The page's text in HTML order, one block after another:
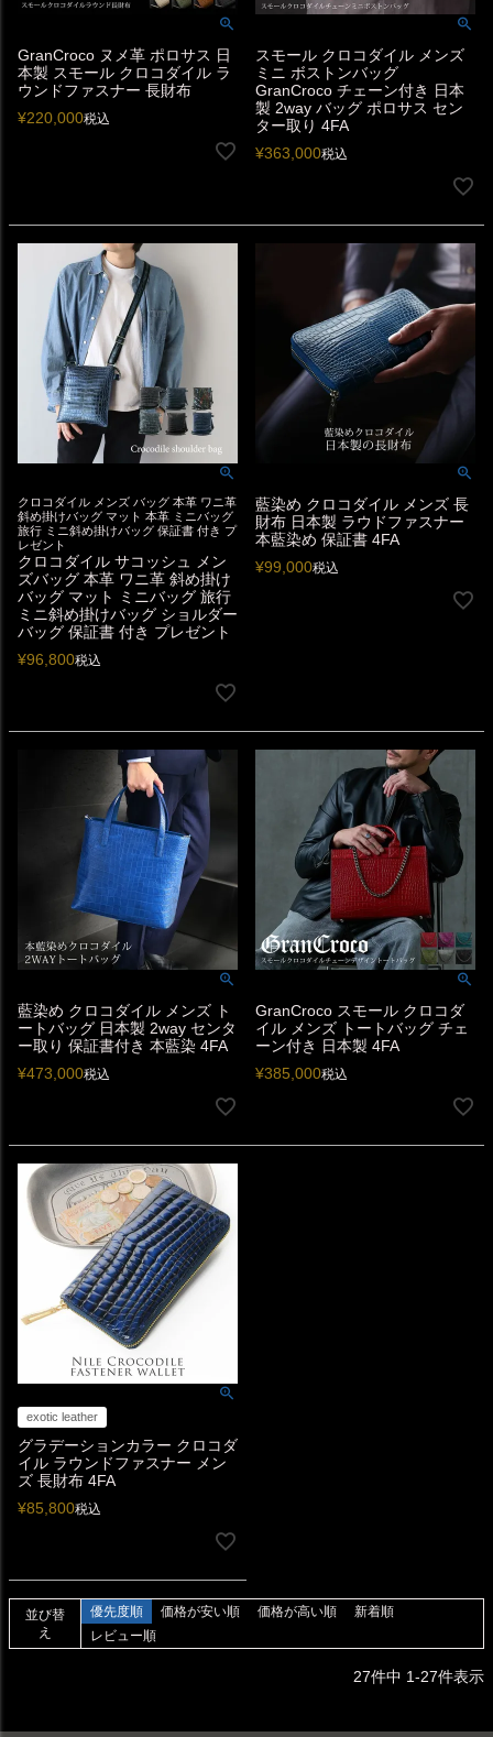
GranCroco ヌメ革 ポロサス 日
本製 スモール クロコダイル ラ
ウンドファスナー 長財布
¥220,000税込
スモール クロコダイル メンズ
ミニ ボストンバッグ
GranCroco チェーン付き 日本
製 2way バッグ ポロサス セン
ター取り 4FA
¥363,000税込
クロコダイル メンズ バッグ 本革 ワニ革
斜め掛けバッグ マット 本革 ミニバッグ
旅行 ミニ斜め掛けバッグ 保証書 付き プ
レゼント
クロコダイル サコッシュ メン
ズバッグ 本革 ワニ革 斜め掛け
バッグ マット ミニバッグ 旅行
ミニ斜め掛けバッグ ショルダー
バッグ 保証書 付き プレゼント
¥96,800税込
藍染め クロコダイル メンズ 長
財布 日本製 ラウドファスナー
本藍染め 保証書 4FA
¥99,000税込
藍染め クロコダイル メンズ ト
ートバッグ 日本製 2way センタ
ー取り 保証書付き 本藍染 4FA
¥473,000税込
GranCroco スモール クロコダ
イル メンズ トートバッグ チェ
ーン付き 日本製 4FA
¥385,000税込
exotic leather
グラデーションカラー クロコダ
イル ラウンドファスナー メン
ズ 長財布 4FA
¥85,800税込
並び替
え
優先度順 価格が安い順 価格が高い順
新着順
レビュー順
27件中 1-27件表示